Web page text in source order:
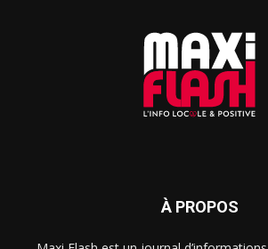
À PROPOS